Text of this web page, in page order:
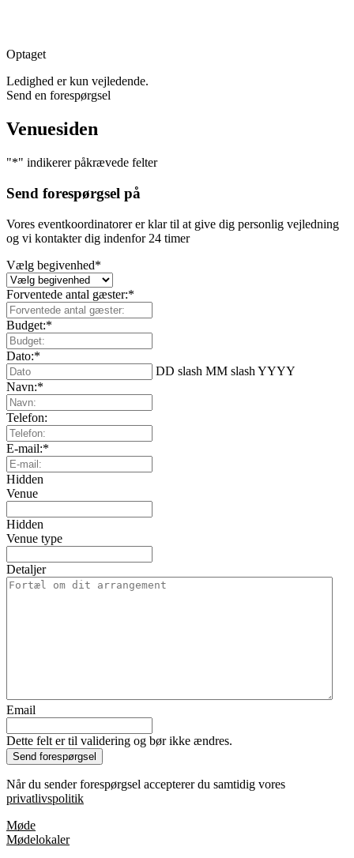
Optaget
Ledighed er kun vejledende.
Send en forespørgsel
Venuesiden
"*" indikerer påkrævede felter
Send forespørgsel på
Vores eventkoordinatorer er klar til at give dig personlig vejledning
og vi kontakter dig indenfor 24 timer
Vælg begivenhed*
Forventede antal gæster:*
Budget:*
Dato:*
DD slash MM slash YYYY
Navn:*
Telefon:
E-mail:*
Hidden
Venue
Hidden
Venue type
Detaljer
Email
Dette felt er til validering og bør ikke ændres.
Når du sender forespørgsel accepterer du samtidig vores
privatlivspolitik
Møde
Mødelokaler